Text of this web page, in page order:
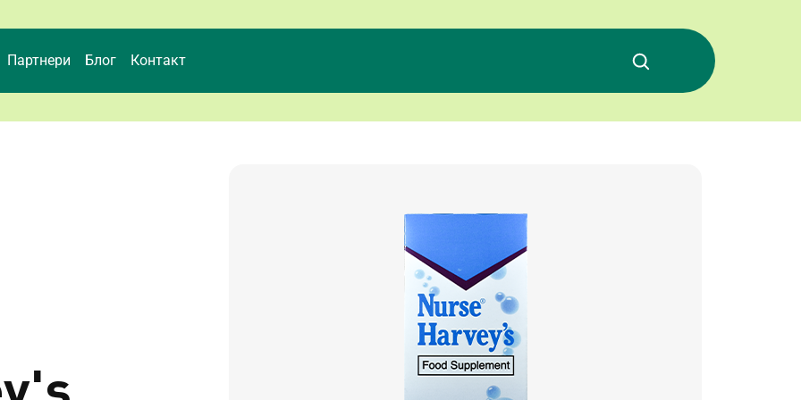
Партнери Блог Контакт